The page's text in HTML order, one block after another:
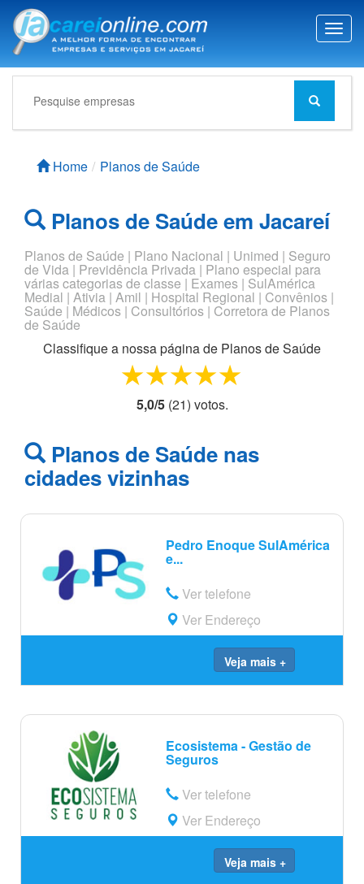
T
o
g
g
n
Home Planos de Saúde
Planos de Saúde em Jacareí
Planos de Saúde | Plano Nacional | Unimed | Seguro
de Vida | Previdência Privada | Plano especial para
várias categorias de classe | Exames | SulAmérica
Medial | Ativia | Amil | Hospital Regional | Convênios |
Saúde | Médicos | Consultórios | Corretora de Planos
de Saúde
Classifique a nossa página de Planos de Saúde
4 stars
3 stars
2 stars
1 star
5,0/5(21) votos.
Planos de Saúde nas
cidades vizinhas
Pedro Enoque SulAmérica
e...
Ver telefone
Ver Endereço
Veja mais +
Ecosistema - Gestão de
Seguros
Ver telefone
Ver Endereço
Veja mais +